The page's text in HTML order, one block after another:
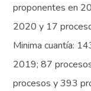
proponentes en
2020 y 17
Minima cuantía:
2019; 87
procesos y 393